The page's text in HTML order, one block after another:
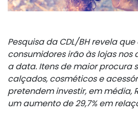
Pesquisa da CDL/BH revela
consumidores irão às lojas
a data. Itens de maior procura
calçados, cosméticos e
pretendem investir, em média,
um aumento de 29,7% em